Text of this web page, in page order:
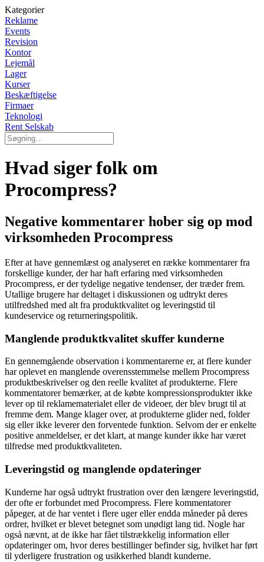
Kategorier
Reklame
Events
Revision
Kontor
Lejemål
Lager
Kurser
Beskæftigelse
Firmaer
Teknologi
Rent Selskab
Hvad siger folk om
Procompress?
Negative kommentarer hober sig op mod
virksomheden Procompress
Efter at have gennemlæst og analyseret en række kommentarer fra
forskellige kunder, der har haft erfaring med virksomheden
Procompress, er der tydelige negative tendenser, der træder frem.
Utallige brugere har deltaget i diskussionen og udtrykt deres
utilfredshed med alt fra produktkvalitet og leveringstid til
kundeservice og returneringspolitik.
Manglende produktkvalitet skuffer kunderne
En gennemgående observation i kommentarerne er, at flere kunder
har oplevet en manglende overensstemmelse mellem Procompress
produktbeskrivelser og den reelle kvalitet af produkterne. Flere
kommentatorer bemærker, at de købte kompressionsprodukter ikke
lever op til reklamematerialet eller de videoer, der blev brugt til at
fremme dem. Mange klager over, at produkterne glider ned, folder
sig eller ikke leverer den forventede funktion. Selvom der er enkelte
positive anmeldelser, er det klart, at mange kunder ikke har været
tilfredse med produktkvaliteten.
Leveringstid og manglende opdateringer
Kunderne har også udtrykt frustration over den længere leveringstid,
der ofte er forbundet med Procompress. Flere kommentatorer
påpeger, at de har ventet i flere uger eller endda måneder på deres
ordrer, hvilket er blevet betegnet som unødigt lang tid. Nogle har
også nævnt, at de ikke har fået tilstrækkelig information eller
opdateringer om, hvor deres bestillinger befinder sig, hvilket har ført
til yderligere frustration og usikkerhed blandt kunderne.